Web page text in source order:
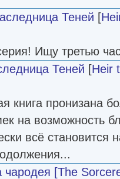
Теней [
Ищу третью
Теней [Heir
книга пронизана
на возможность
всё становится
[The